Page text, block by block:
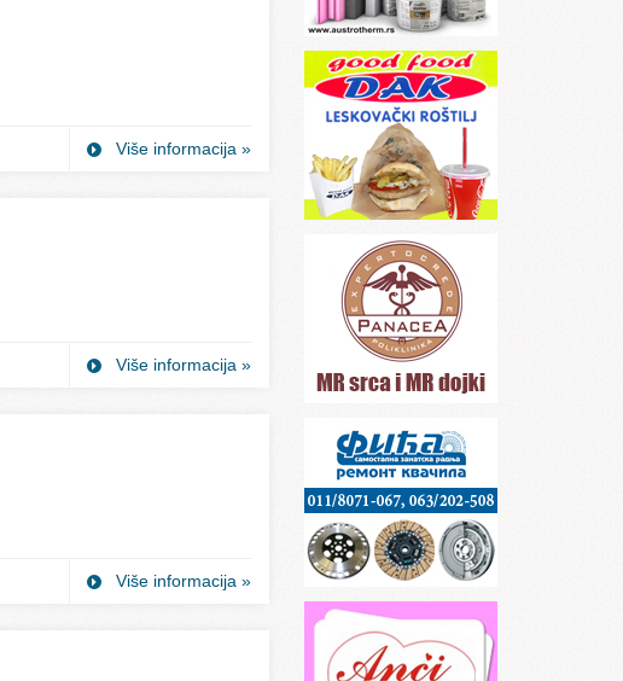
Više informacija »
Više informacija »
Više informacija »